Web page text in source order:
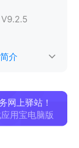
V9.2.5
简介
网上驿站！
用宝电脑版